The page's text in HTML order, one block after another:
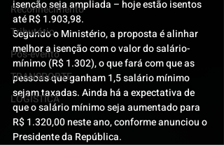
Reconhecimento
Tributário
Pós-evento
TRANSPORTE
LOGISTICA
isenção seja ampliada – hoje estão isentos
até R$ 1.903,98.
Segundo o Ministério, a proposta é alinhar
melhor a isenção com o valor do salário-
mínimo (R$ 1.302), o que fará com que as
pessoas que ganham 1,5 salário mínimo
sejam taxadas. Ainda há a expectativa de
que o salário mínimo seja aumentado para
R$ 1.320,00 neste ano, conforme anunciou o
Presidente da República.